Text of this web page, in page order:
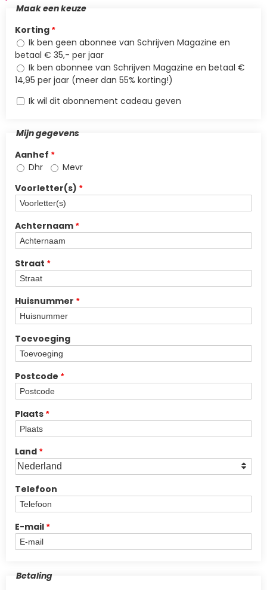
Maak een keuze
Korting
Ik ben geen abonnee van Schrijven Magazine en
betaal € 35,- per jaar
Ik ben abonnee van Schrijven Magazine en betaal €
14,95 per jaar (meer dan 55% korting!)
Ik wil dit abonnement cadeau geven
Mijn gegevens
Aanhef
Dhr
Mevr
Voorletter(s)
Achternaam
Straat
Huisnummer
Toevoeging
Postcode
Plaats
Land
Telefoon
E-mail
Betaling